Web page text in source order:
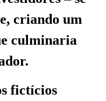
criando um
culminaria
fictícios